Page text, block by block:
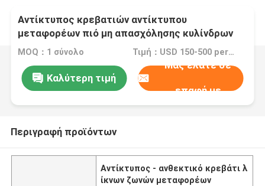
Αντίκτυπος κρεβατιών αντίκτυπου
μεταφορέων πιό μη απασχόλησης κυλίνδρων
ζώνης φορτίων - ανθεκτικό κρεβάτι λίκνων
MOQ：1 σύνολο Τιμή：USD 150-500 per set
Καλύτερη τιμή
Μας ελάτε σε
επαφή με
Περιγραφή προϊόντων
Αντίκτυπος - ανθεκτικό κρεβάτι λ
ίκνων ζωνών μεταφορέων